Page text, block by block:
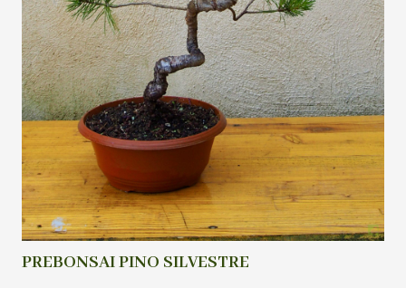
PREBONSAI PINO SILVESTRE